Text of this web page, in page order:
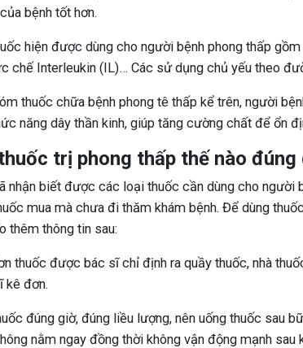
bệnh tốt hơn.
hiện được dùng cho người bệnh phong thấp
chế Interleukin (IL)… Các sử dụng chủ yếu theo
thuốc chữa bệnh phong tê thấp kể trên, người
năng dây thần kinh, giúp tăng cường chất để ổn
trị phong thấp thế nào đúng
nhận biết được các loại thuốc cần dùng cho người
mua mà chưa đi thăm khám bệnh. Để dùng
thêm thông tin sau:
thuốc được bác sĩ chỉ định ra quầy thuốc, nhà
kê đơn.
đúng giờ, đúng liều lượng, nên uống thuốc sau
nằm ngay đồng thời không vận động mạnh sau